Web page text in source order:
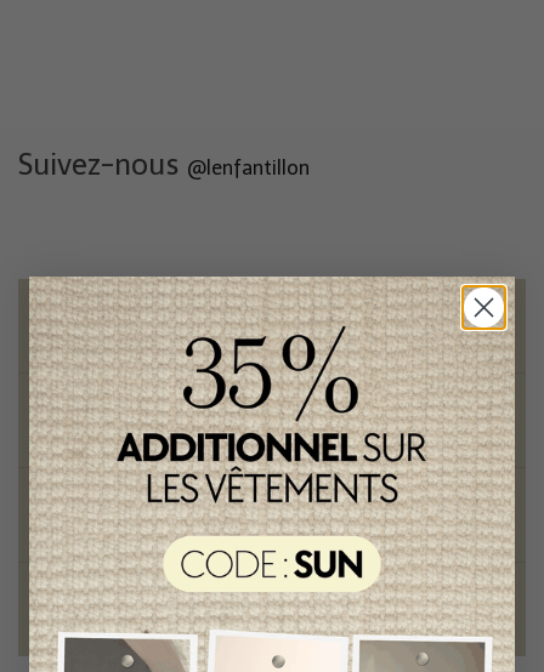
Suivez-nous @lenfantillon
Livraison gratuite
sur toute commande de 100 $ et plus
Vêtements chics et tendances
pour mamans et enfants
Style et élégance
qualité remarquable
Fondation des étoiles
fiers de collaborer à une bonne cause